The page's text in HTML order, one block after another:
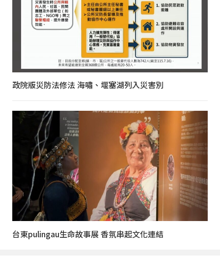
政院版災防法修法 海嘯、堰塞湖列入災害別
台東pulingau生命故事展 香氛串起文化連結